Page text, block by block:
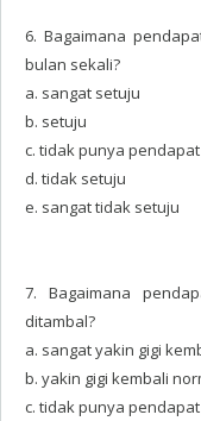
6. Bagaimana
bulan sekali?
a. sangat setuju
b. setuju
c. tidak punya pendapat
d. tidak setuju
e. sangat tidak setuju
7. Bagaimana
ditambal?
a. sangat yakin gigi
b. yakin gigi kembali
c. tidak punya pendapat